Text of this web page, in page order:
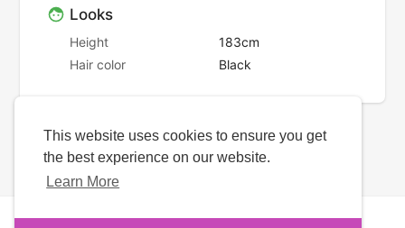
This website uses cookies to ensure you get
the best experience on our website.
Learn More
Looks
Height
183cm
Hair color
Black
Copyright © 2026 Efreemate. All rights reserved.